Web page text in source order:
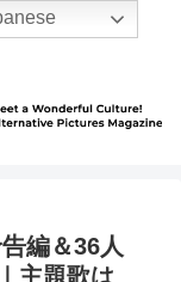
編＆36人
主題歌は